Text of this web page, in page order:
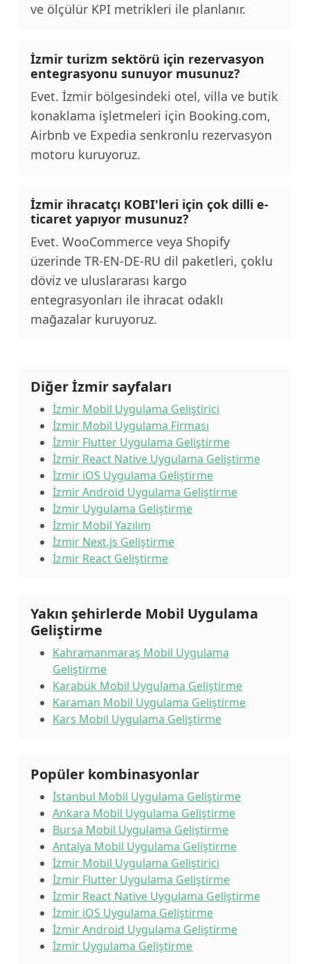
ve ölçülür KPI metrikleri ile planlanır.
İzmir turizm sektörü için rezervasyon
entegrasyonu sunuyor musunuz?
Evet. İzmir bölgesindeki otel, villa ve butik
konaklama işletmeleri için Booking.com,
Airbnb ve Expedia senkronlu rezervasyon
motoru kuruyoruz.
İzmir ihracatçı KOBI'leri için çok dilli e-
ticaret yapıyor musunuz?
Evet. WooCommerce veya Shopify
üzerinde TR-EN-DE-RU dil paketleri, çoklu
döviz ve uluslararası kargo
entegrasyonları ile ihracat odaklı
mağazalar kuruyoruz.
Diğer İzmir sayfaları
İzmir Mobil Uygulama Geliştirici
İzmir Mobil Uygulama Firması
İzmir Flutter Uygulama Geliştirme
İzmir React Native Uygulama Geliştirme
İzmir iOS Uygulama Geliştirme
İzmir Android Uygulama Geliştirme
İzmir Uygulama Geliştirme
İzmir Mobil Yazılım
İzmir Next.js Geliştirme
İzmir React Geliştirme
Yakın şehirlerde Mobil Uygulama
Geliştirme
Kahramanmaraş Mobil Uygulama
Geliştirme
Karabük Mobil Uygulama Geliştirme
Karaman Mobil Uygulama Geliştirme
Kars Mobil Uygulama Geliştirme
Popüler kombinasyonlar
İstanbul Mobil Uygulama Geliştirme
Ankara Mobil Uygulama Geliştirme
Bursa Mobil Uygulama Geliştirme
Antalya Mobil Uygulama Geliştirme
İzmir Mobil Uygulama Geliştirici
İzmir Flutter Uygulama Geliştirme
İzmir React Native Uygulama Geliştirme
İzmir iOS Uygulama Geliştirme
İzmir Android Uygulama Geliştirme
İzmir Uygulama Geliştirme